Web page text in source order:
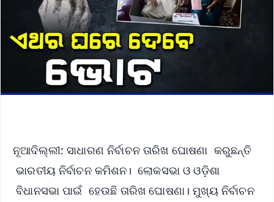
ନୂଆଦିଲ୍ଲୀ: ସାଧାରଣ ନିର୍ବାଚନ ତାରିଖ ଘୋଷଣା କରୁଛନ୍ତି
ଭାରତୀୟ ନିର୍ବାଚନ କମିଶନ। ଲୋକସଭା ଓ ଓଡ଼ିଶା
ବିଧାନସଭା ପାଇଁ ହେଉଛି ତାରିଖ ଘୋଷଣା। ମୁଖ୍ୟ ନିର୍ବାଚନ